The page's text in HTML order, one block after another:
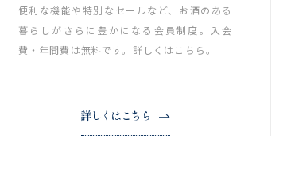
便利な機能や特別なセールなど、お酒のある
暮らしがさらに豊かになる会員制度。入会
費・年間費は無料です。詳しくはこちら。
詳しくはこちら